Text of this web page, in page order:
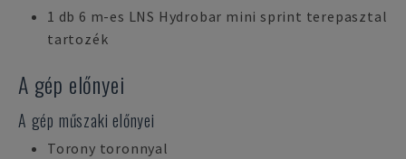
1 db 6 m-es LNS Hydrobar mini sprint terepasztal
tartozék
A gép előnyei
A gép műszaki előnyei
Torony toronnyal